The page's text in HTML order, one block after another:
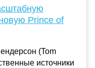
Prince of
(Tom
источники